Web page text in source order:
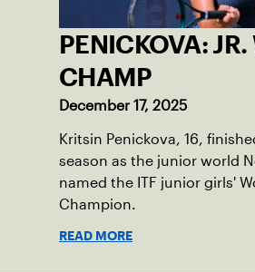
PENICKOVA: JR.
CHAMP
December 17, 2025
Kritsin Penickova, 16,
season as the junior world
named the ITF junior girls'
Champion.
READ MORE